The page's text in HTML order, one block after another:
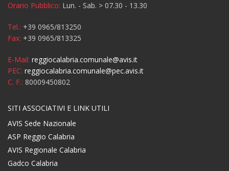
Orario Pubblico: Lun. - Sab. > 07.30 - 13.30
Tel.: +39 0965/813250
Fax: +39 0965/813325
E-Mail: reggiocalabria.comunale@avis.it
PEC: reggiocalabria.comunale@pec.avis.it
C. F.: 80009450802
SITI ASSOCIATIVI E LINK UTILI
AVIS Sede Nazionale
ASP Reggio Calabria
AVIS Regionale Calabria
Gadco Calabria